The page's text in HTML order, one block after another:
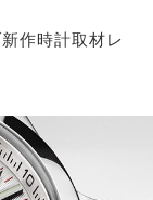
作時計取材レ